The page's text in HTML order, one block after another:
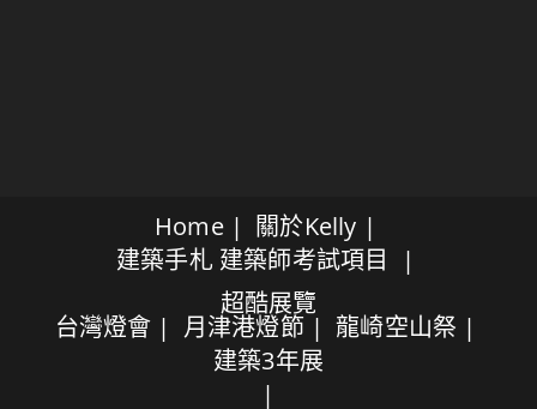
Home
關於Kelly
建築手札 建築師考試項目
超酷展覽
台灣燈會 月津港燈節
龍崎空山祭
建築3年展